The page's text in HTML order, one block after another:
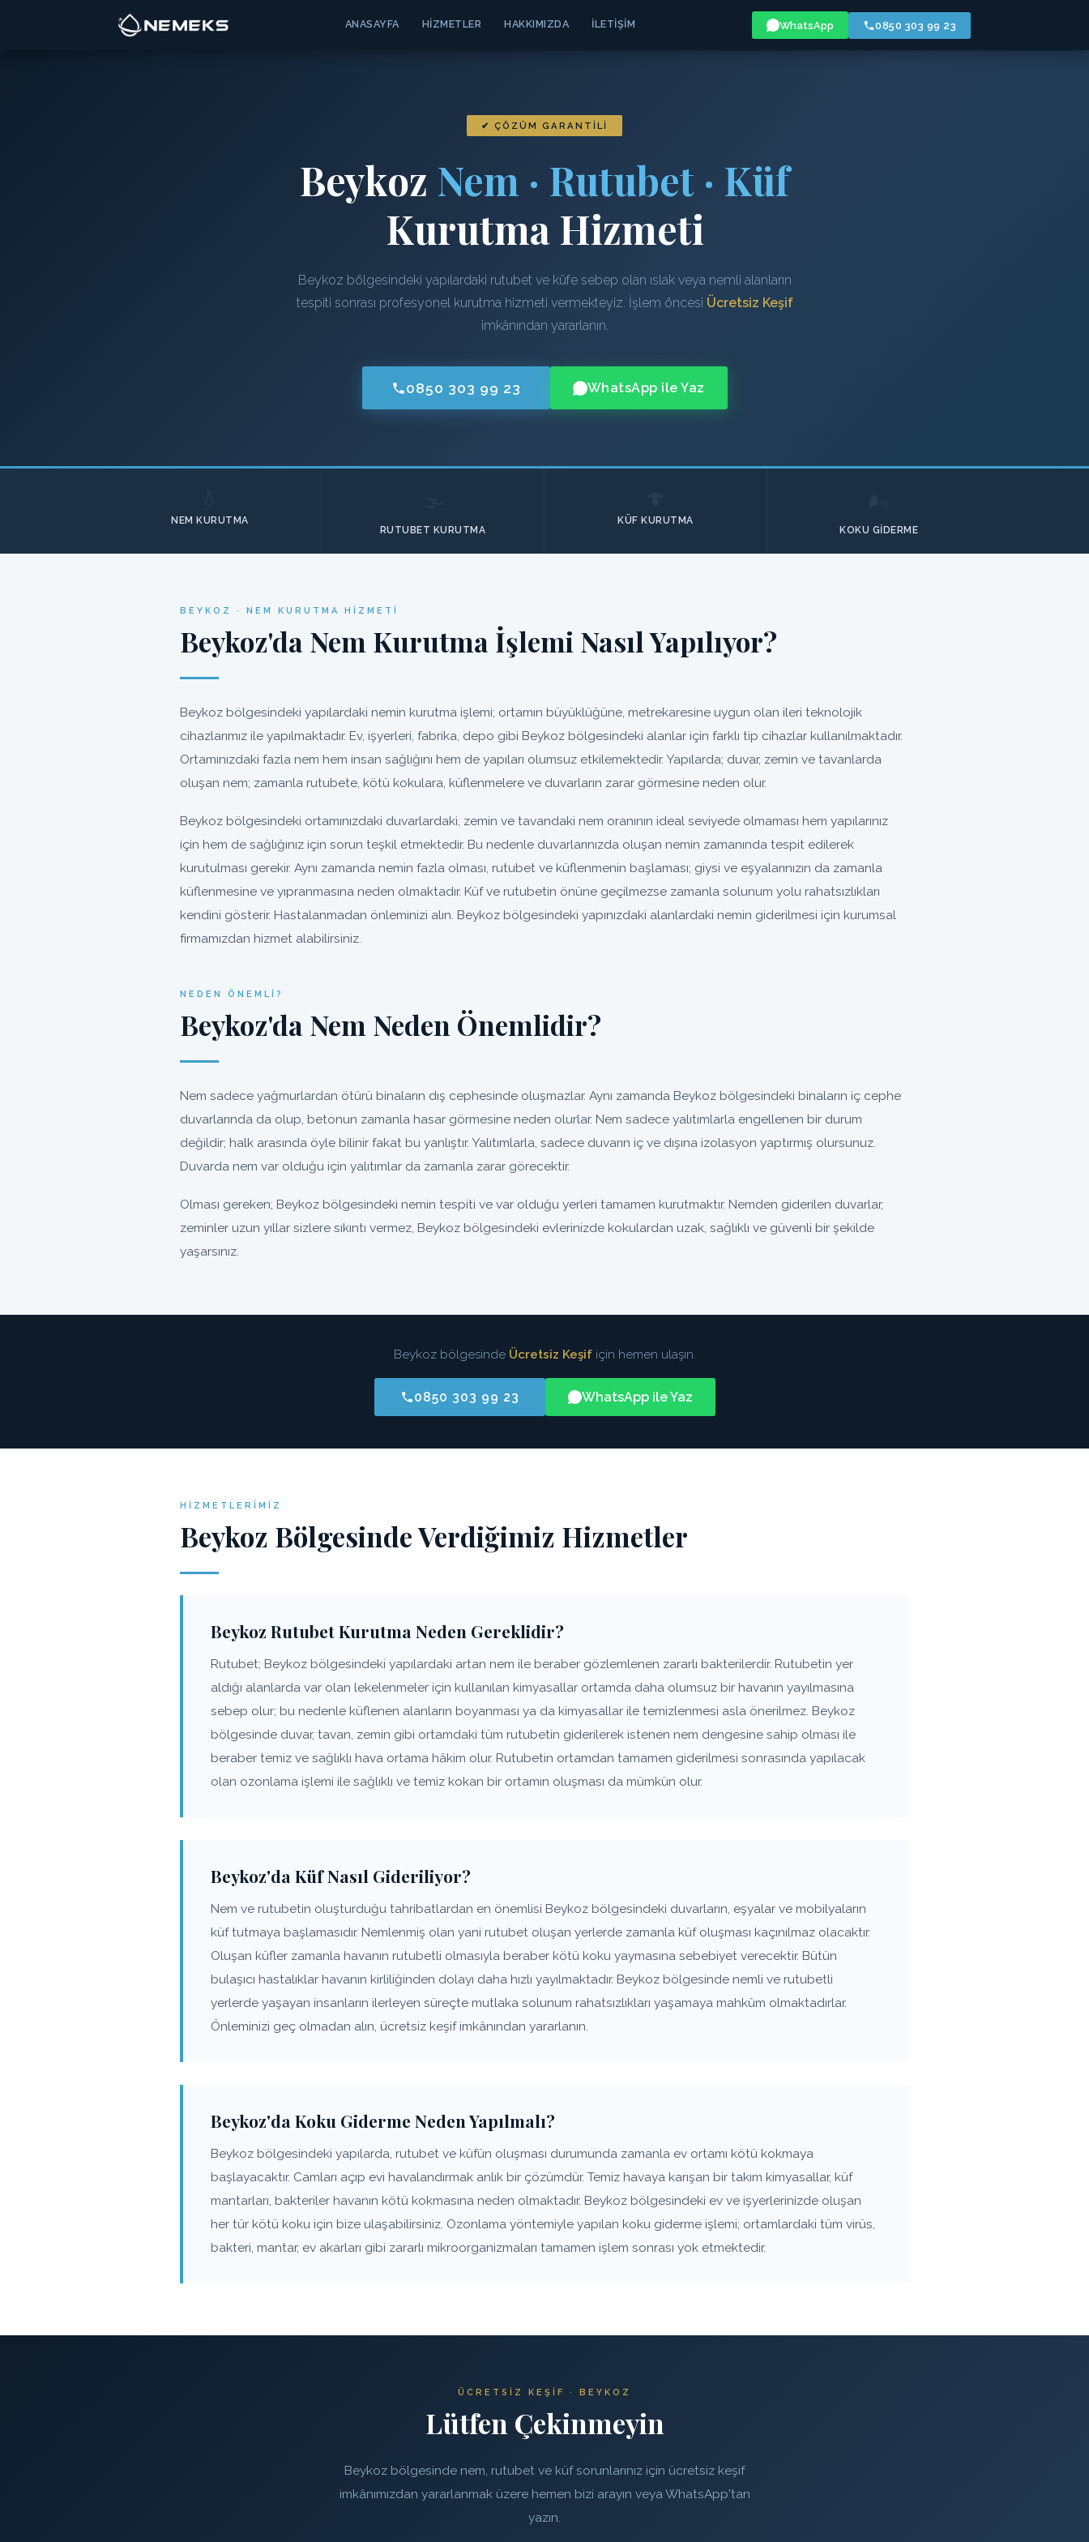
ANASAYFA HIZMETLER HAKKIMIZDA İLETIŞIM WhatsApp 0850 303 99 23
✔ ÇÖZÜM GARANTILI
Beykoz Nem · Rutubet · Küf
Kurutma Hizmeti
Beykoz bölgesindeki yapılardaki rutubet ve küfe sebep olan ıslak veya nemli alanların
tespiti sonrası profesyonel kurutma hizmeti vermekteyiz. İşlem öncesi Ücretsiz Keşif
imkânından yararlanın.
0850 303 99 23 WhatsApp ile Yaz
NEM KURUTMA
RUTUBET KURUTMA
KÜF KURUTMA
KOKU GIDERME
BEYKOZ · NEM KURUTMA HIZMETI
Beykoz'da Nem Kurutma İşlemi Nasıl Yapılıyor?
Beykoz bölgesindeki yapılardaki nemin kurutma işlemi; ortamın büyüklüğüne, metrekaresine uygun olan ileri teknolojik
cihazlarımız ile yapılmaktadır. Ev, işyerleri, fabrika, depo gibi Beykoz bölgesindeki alanlar için farklı tip cihazlar kullanılmaktadır.
Ortamınızdaki fazla nem hem insan sağlığını hem de yapıları olumsuz etkilemektedir. Yapılarda; duvar, zemin ve tavanlarda
oluşan nem; zamanla rutubete, kötü kokulara, küflenmelere ve duvarların zarar görmesine neden olur.
Beykoz bölgesindeki ortamınızdaki duvarlardaki, zemin ve tavandaki nem oranının ideal seviyede olmaması hem yapılarınız
için hem de sağlığınız için sorun teşkil etmektedir. Bu nedenle duvarlarınızda oluşan nemin zamanında tespit edilerek
kurutulması gerekir. Aynı zamanda nemin fazla olması, rutubet ve küflenmenin başlaması; giysi ve eşyalarınızın da zamanla
küflenmesine ve yıpranmasına neden olmaktadır. Küf ve rutubetin önüne geçilmezse zamanla solunum yolu rahatsızlıkları
kendini gösterir. Hastalanmadan önleminizi alın. Beykoz bölgesindeki yapınızdaki alanlardaki nemin giderilmesi için kurumsal
firmamızdan hizmet alabilirsiniz.
NEDEN ÖNEMLI?
Beykoz'da Nem Neden Önemlidir?
Nem sadece yağmurlardan ötürü binaların dış cephesinde oluşmazlar. Aynı zamanda Beykoz bölgesindeki binaların iç cephe
duvarlarında da olup, betonun zamanla hasar görmesine neden olurlar. Nem sadece yalıtımlarla engellenen bir durum
değildir; halk arasında öyle bilinir fakat bu yanlıştır. Yalıtımlarla, sadece duvarın iç ve dışına izolasyon yaptırmış olursunuz.
Duvarda nem var olduğu için yalıtımlar da zamanla zarar görecektir.
Olması gereken; Beykoz bölgesindeki nemin tespiti ve var olduğu yerleri tamamen kurutmaktır. Nemden giderilen duvarlar,
zeminler uzun yıllar sizlere sıkıntı vermez, Beykoz bölgesindeki evlerinizde kokulardan uzak, sağlıklı ve güvenli bir şekilde
yaşarsınız.
Beykoz bölgesinde Ücretsiz Keşifiçin hemen ulaşın.
0850 303 99 23 WhatsApp ile Yaz
HIZMETLERIMIZ
Beykoz Bölgesinde Verdiğimiz Hizmetler
Beykoz Rutubet Kurutma Neden Gereklidir?
Rutubet; Beykoz bölgesindeki yapılardaki artan nem ile beraber gözlemlenen zararlı bakterilerdir. Rutubetin yer
aldığı alanlarda var olan lekelenmeler için kullanılan kimyasallar ortamda daha olumsuz bir havanın yayılmasına
sebep olur; bu nedenle küflenen alanların boyanması ya da kimyasallar ile temizlenmesi asla önerilmez. Beykoz
bölgesinde duvar, tavan, zemin gibi ortamdaki tüm rutubetin giderilerek istenen nem dengesine sahip olması ile
beraber temiz ve sağlıklı hava ortama hâkim olur. Rutubetin ortamdan tamamen giderilmesi sonrasında yapılacak
olan ozonlama işlemi ile sağlıklı ve temiz kokan bir ortamın oluşması da mümkün olur.
Beykoz'da Küf Nasıl Gideriliyor?
Nem ve rutubetin oluşturduğu tahribatlardan en önemlisi Beykoz bölgesindeki duvarların, eşyalar ve mobilyaların
küf tutmaya başlamasıdır. Nemlenmiş olan yani rutubet oluşan yerlerde zamanla küf oluşması kaçınılmaz olacaktır.
Oluşan küfler zamanla havanın rutubetli olmasıyla beraber kötü koku yaymasına sebebiyet verecektir. Bütün
bulaşıcı hastalıklar havanın kirliliğinden dolayı daha hızlı yayılmaktadır. Beykoz bölgesinde nemli ve rutubetli
yerlerde yaşayan insanların ilerleyen süreçte mutlaka solunum rahatsızlıkları yaşamaya mahkûm olmaktadırlar.
Önleminizi geç olmadan alın, ücretsiz keşif imkânından yararlanın.
Beykoz'da Koku Giderme Neden Yapılmalı?
Beykoz bölgesindeki yapılarda, rutubet ve küfün oluşması durumunda zamanla ev ortamı kötü kokmaya
başlayacaktır. Camları açıp evi havalandırmak anlık bir çözümdür. Temiz havaya karışan bir takım kimyasallar, küf
mantarları, bakteriler havanın kötü kokmasına neden olmaktadır. Beykoz bölgesindeki ev ve işyerlerinizde oluşan
her tür kötü koku için bize ulaşabilirsiniz. Ozonlama yöntemiyle yapılan koku giderme işlemi; ortamlardaki tüm virüs,
bakteri, mantar, ev akarları gibi zararlı mikroorganizmaları tamamen işlem sonrası yok etmektedir.
ÜCRETSIZ KEŞIF · BEYKOZ
Lütfen Çekinmeyin
Beykoz bölgesinde nem, rutubet ve küf sorunlarınız için ücretsiz keşif
imkânımızdan yararlanmak üzere hemen bizi arayın veya WhatsApp'tan
yazın.